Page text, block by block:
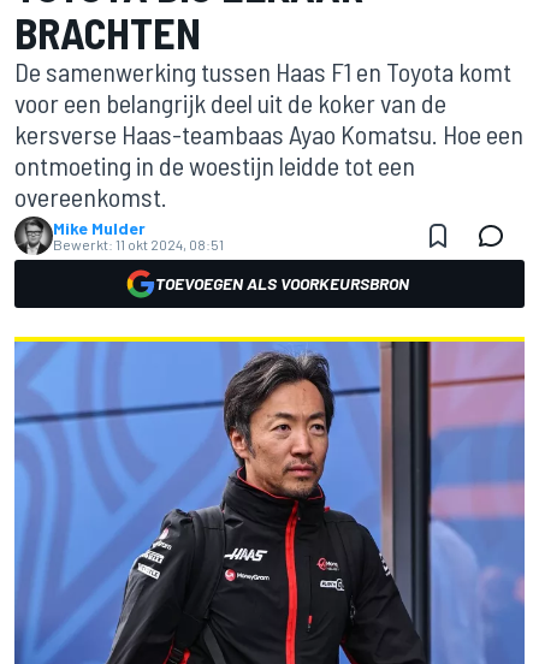
BRACHTEN
De samenwerking tussen Haas F1 en Toyota komt
voor een belangrijk deel uit de koker van de
kersverse Haas-teambaas Ayao Komatsu. Hoe een
ontmoeting in de woestijn leidde tot een
overeenkomst.
Mike Mulder
Bewerkt: 11 okt 2024, 08:51
TOEVOEGEN ALS VOORKEURSBRON